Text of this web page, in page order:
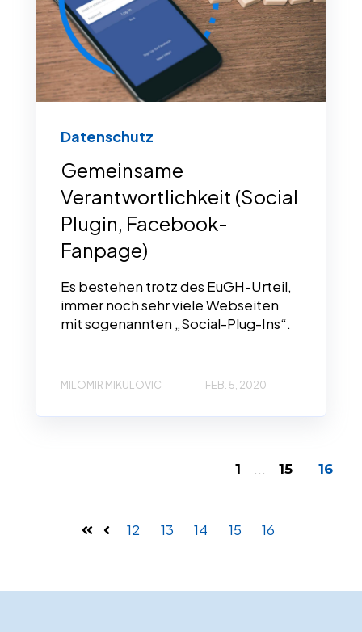
Datenschutz
Gemeinsame
Verantwortlichkeit (Social
Plugin, Facebook-
Fanpage)
Es bestehen trotz des EuGH-Urteil,
immer noch sehr viele Webseiten
mit sogenannten „Social-Plug-Ins“.
MILOMIR MIKULOVIC FEB. 5, 2020
1 ... 15 16
12 13 14 15 16